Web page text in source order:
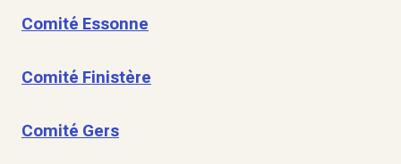
Comité Essonne
Comité Finistère
Comité Gers